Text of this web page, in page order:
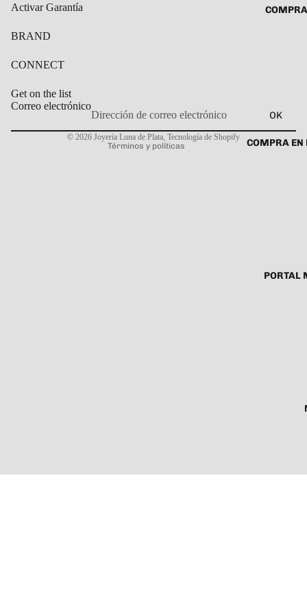
SET DE
COMPRA EN
PORTAL
Activar Garantía
BRAND
CONNECT
Get on the list
Correo electrónico
OK
© 2026 Joyería Luna de Plata Tecnología de Shopify
Términos y políticas
Política de privacidad